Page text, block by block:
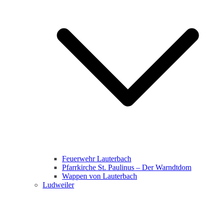
Feuerwehr Lauterbach
Pfarrkirche St. Paulinus – Der Warndtdom
Wappen von Lauterbach
Ludweiler